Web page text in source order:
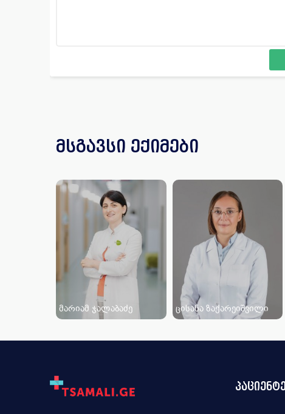
მსგავსი ექიმები
მარიამ ჯალაბაძე ცისანა ზაქარეიშვილი